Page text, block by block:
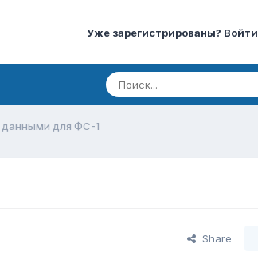
Уже зарегистрированы? Войти
данными для ФС-1
Share